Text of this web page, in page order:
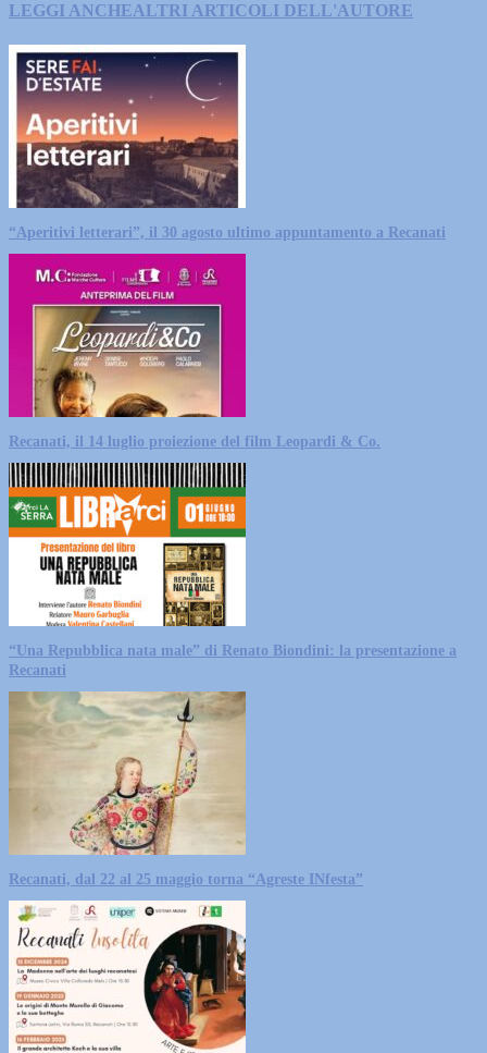
LEGGI ANCHEALTRI ARTICOLI DELL'AUTORE
“Aperitivi letterari”, il 30 agosto ultimo appuntamento a Recanati
Recanati, il 14 luglio proiezione del film Leopardi & Co.
“Una Repubblica nata male” di Renato Biondini: la presentazione a
Recanati
Recanati, dal 22 al 25 maggio torna “Agreste INfesta”